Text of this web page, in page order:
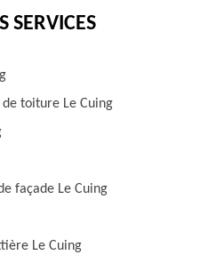
SERVICES
toiture Le Cuing
façade Le Cuing
Le Cuing